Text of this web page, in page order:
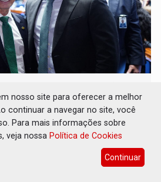
da Câmara em junho
Comissão Especial, a PEC
nosso site para oferecer a melhor
continuar a navegar no site, você
Para mais informações sobre
veja nossa Política de Cookies
Continuar